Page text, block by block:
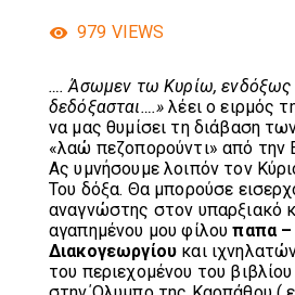
979 VIEWS
…. Άσωμεν τω Κυρίω, ενδόξως
δεδόξασται….» λέει ο ειρμός
να μας θυμίσει τη διάβαση
«λαώ πεζοπορούντι» από την
Ας υμνήσουμε λοιπόν τον
Του δόξα. Θα μπορούσε
αναγνώστης στον υπαρξιακό
αγαπημένου μου φίλου παπα –
Διακογεωργίου και
του περιεχομένου του